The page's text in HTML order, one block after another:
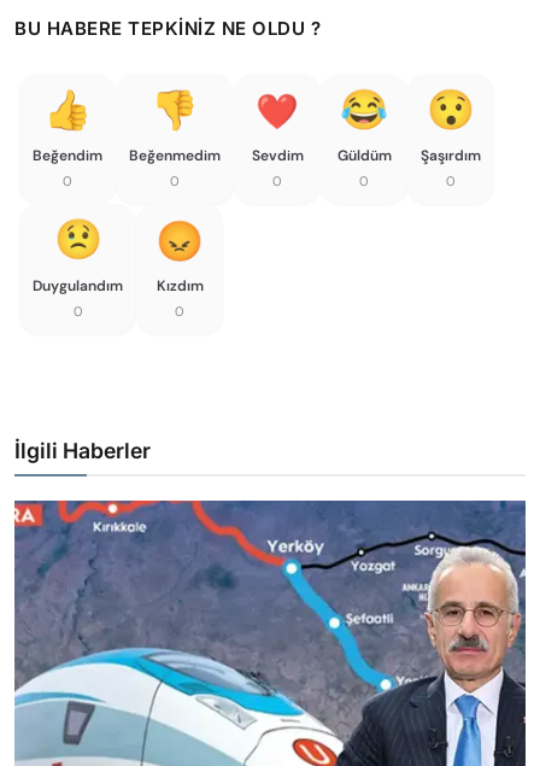
BU HABERE TEPKINIZ NE OLDU ?
Beğendim
0
Beğenmedim
0
Sevdim
0
Güldüm
0
Şaşırdım
0
Duygulandım
0
Kızdım
0
İlgili Haberler